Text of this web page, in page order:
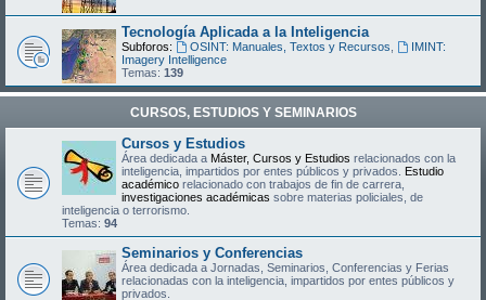
Tecnología Aplicada a la Inteligencia
Subforos: OSINT: Manuales, Textos y Recursos
IMINT:
Imagery Intelligence
Temas: 139
CURSOS, ESTUDIOS Y SEMINARIOS
Cursos y Estudios
Área dedicada a Máster, Cursos y Estudios relacionados con la
inteligencia, impartidos por entes públicos y privados. Estudio
académico relacionado con trabajos de fin de carrera,
investigaciones académicas sobre materias policiales, de
inteligencia o terrorismo.
Temas: 94
Seminarios y Conferencias
Área dedicada a Jornadas, Seminarios, Conferencias y Ferias
relacionadas con la inteligencia, impartidos por entes públicos y
privados.